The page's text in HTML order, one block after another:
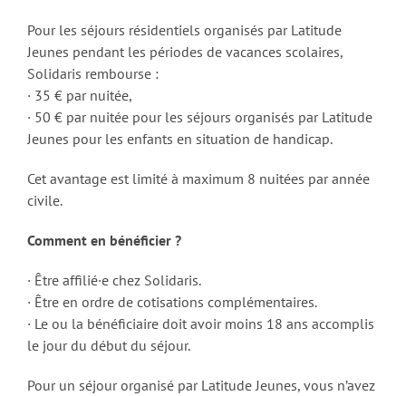
Pour les séjours résidentiels organisés par Latitude
Jeunes pendant les périodes de vacances scolaires,
Solidaris rembourse :
· 35 € par nuitée,
· 50 € par nuitée pour les séjours organisés par Latitude
Jeunes pour les enfants en situation de handicap.
Cet avantage est limité à maximum 8 nuitées par année
civile.
Comment en bénéficier ?
· Être affilié·e chez Solidaris.
· Être en ordre de cotisations complémentaires.
· Le ou la bénéficiaire doit avoir moins 18 ans accomplis
le jour du début du séjour.
Pour un séjour organisé par Latitude Jeunes, vous n’avez